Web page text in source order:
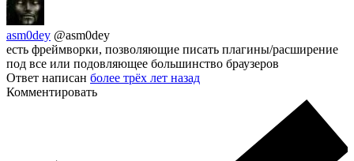
asm0dey @asm0dey
есть фреймворки, позволяющие писать плагины/расширение
под все или подовляющее большинство браузеров
Ответ написан более трёх лет назад
Комментировать